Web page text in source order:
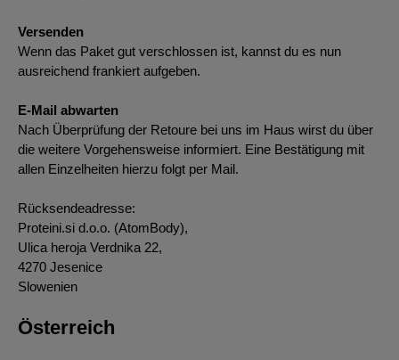
Versenden
Wenn das Paket gut verschlossen ist, kannst du es nun
ausreichend frankiert aufgeben.
E-Mail abwarten
Nach Überprüfung der Retoure bei uns im Haus wirst du über
die weitere Vorgehensweise informiert. Eine Bestätigung mit
allen Einzelheiten hierzu folgt per Mail.
Rücksendeadresse:
Proteini.si d.o.o. (AtomBody),
Ulica heroja Verdnika 22,
4270 Jesenice
Slowenien
Österreich